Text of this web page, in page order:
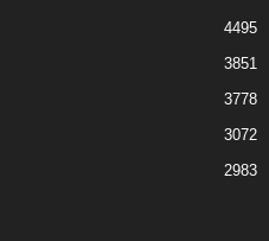
4495
3851
3778
3072
2983